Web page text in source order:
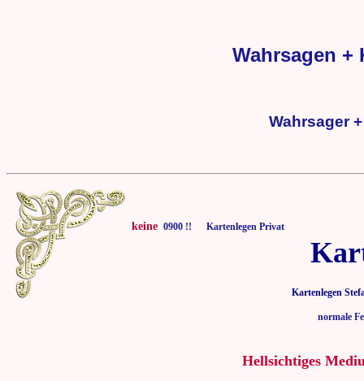
Wahrsagen +
Wahrsager
keine 0900 !! Kartenlegen Privat
Kartenlegen
normale
Hellsichtiges